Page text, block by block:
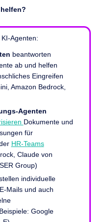
Agenten:
beantworten
ab und helfen
Eingreifen
Amazon Bedrock,
Agenten
Dokumente und
für
HR-Teams
Claude von
Group)
individuelle
Mails und auch
Google